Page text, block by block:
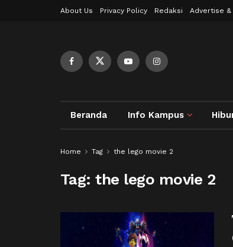
About Us Privacy Policy Redaksi Advertise &
Beranda Info Kampus
Home Tag the lego movie 2
Tag:the lego movie 2